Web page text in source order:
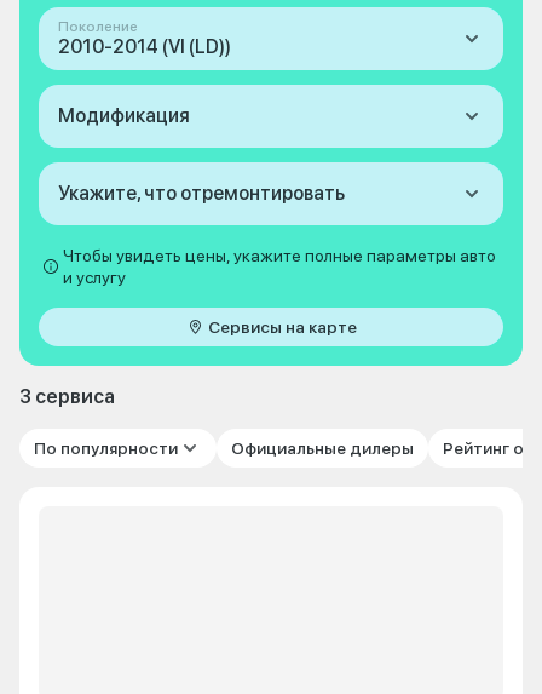
Поколение
2010-2014 (VI (LD))
Модификация
Укажите, что отремонтировать
Чтобы увидеть цены, укажите полные параметры авто
и услугу
Сервисы на карте
3 сервиса
По популярности Официальные дилеры Рейтинг